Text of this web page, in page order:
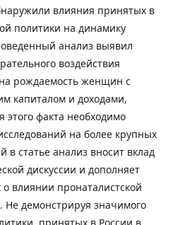
влияния принятых в
политики на динамику
анализ выявил
воздействия
рождаемость женщин с
капиталом и доходами,
этого факта необходимо
на более крупных
в статье анализ вносит вклад
дискуссии и дополняет
влиянии пронаталистской
Не демонстрируя значимого
принятых в России в